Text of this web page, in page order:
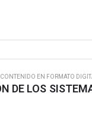
CONTENIDO EN FORMATO